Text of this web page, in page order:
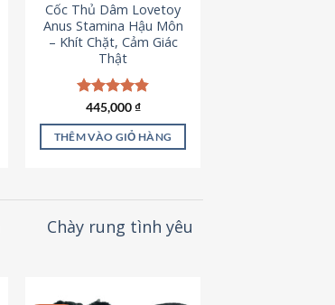
Cốc Thủ Dâm Lovetoy
Anus Stamina Hậu Môn
– Khít Chặt, Cảm Giác
Thật
Được xếp
hạng4.84
5 sao
445,000₫
THÊM VÀO GIỎ HÀNG
Chày rung tình yêu